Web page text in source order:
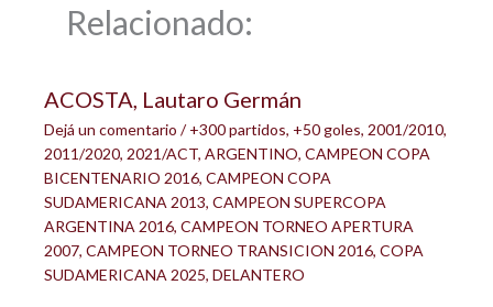
Relacionado:
ACOSTA, Lautaro Germán
Dejá un comentario /+300 partidos, +50 goles, 2001/2010,
2011/2020, 2021/ACT, ARGENTINO, CAMPEON COPA
BICENTENARIO 2016, CAMPEON COPA
SUDAMERICANA 2013, CAMPEON SUPERCOPA
ARGENTINA 2016, CAMPEON TORNEO APERTURA
2007, CAMPEON TORNEO TRANSICION 2016, COPA
SUDAMERICANA 2025, DELANTERO